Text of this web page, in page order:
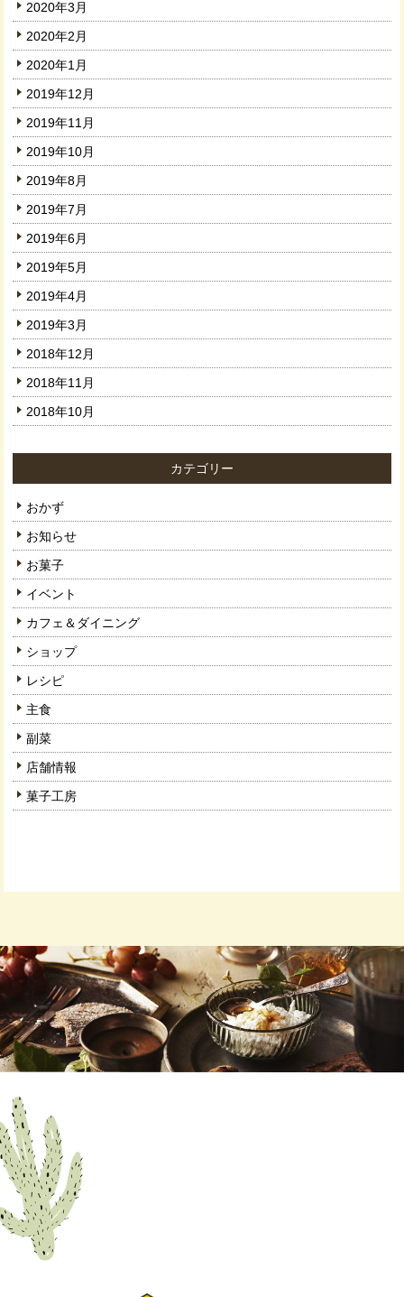
2020年3月
2020年2月
2020年1月
2019年12月
2019年11月
2019年10月
2019年8月
2019年7月
2019年6月
2019年5月
2019年4月
2019年3月
2018年12月
2018年11月
2018年10月
カテゴリー
おかず
お知らせ
お菓子
イベント
カフェ＆ダイニング
ショップ
レシピ
主食
副菜
店舗情報
菓子工房